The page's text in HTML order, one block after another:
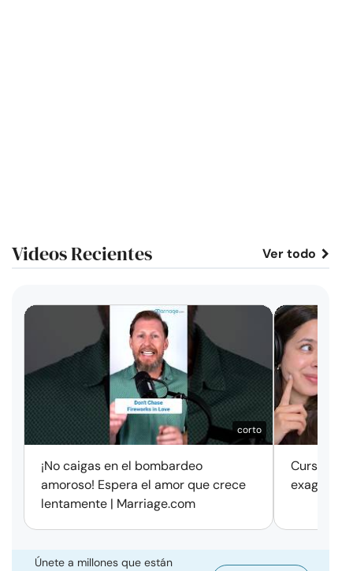
Videos Recientes Ver todo
corto
¡No caigas en el bombardeo
amoroso! Espera el amor que crece
lentamente | Marriage.com
Cursos
Únete a millones que están